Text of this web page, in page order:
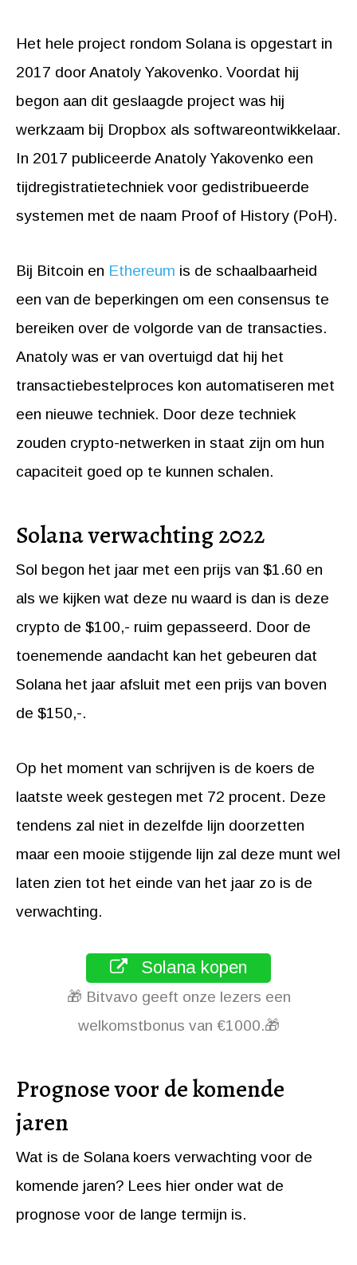
Het hele project rondom Solana is opgestart in
2017 door Anatoly Yakovenko. Voordat hij
begon aan dit geslaagde project was hij
werkzaam bij Dropbox als softwareontwikkelaar.
In 2017 publiceerde Anatoly Yakovenko een
tijdregistratietechniek voor gedistribueerde
systemen met de naam Proof of History (PoH).
Bij Bitcoin en Ethereum is de schaalbaarheid
een van de beperkingen om een consensus te
bereiken over de volgorde van de transacties.
Anatoly was er van overtuigd dat hij het
transactiebestelproces kon automatiseren met
een nieuwe techniek. Door deze techniek
zouden crypto-netwerken in staat zijn om hun
capaciteit goed op te kunnen schalen.
Solana verwachting 2022
Sol begon het jaar met een prijs van $1.60 en
als we kijken wat deze nu waard is dan is deze
crypto de $100,- ruim gepasseerd. Door de
toenemende aandacht kan het gebeuren dat
Solana het jaar afsluit met een prijs van boven
de $150,-.
Op het moment van schrijven is de koers de
laatste week gestegen met 72 procent. Deze
tendens zal niet in dezelfde lijn doorzetten
maar een mooie stijgende lijn zal deze munt wel
laten zien tot het einde van het jaar zo is de
verwachting.
Solana kopen
🎁 Bitvavo geeft onze lezers een
welkomstbonus van €1000.🎁
Prognose voor de komende
jaren
Wat is de Solana koers verwachting voor de
komende jaren? Lees hier onder wat de
prognose voor de lange termijn is.